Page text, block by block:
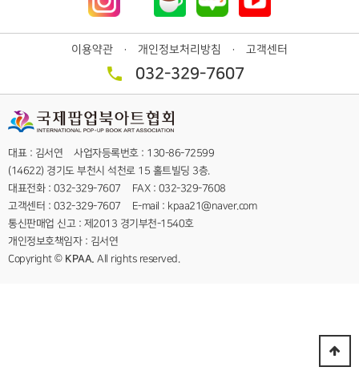
이용약관 ㆍ 개인정보처리방침 ㆍ 고객센터
032-329-7607
대표 : 김서연 사업자등록번호 : 130-86-72599
(14622) 경기도 부천시 석천로 15 홀트빌딩 3층.
대표전화 : 032-329-7607 FAX : 032-329-7608
고객센터 : 032-329-7607 E-mail : kpaa21@naver.com
통신판매업 신고 : 제2013 경기부천-1540호
개인정보호책임자 : 김서연
Copyright © KPAA. All rights reserved.